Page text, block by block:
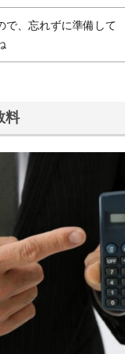
で、忘れずに準備して
料